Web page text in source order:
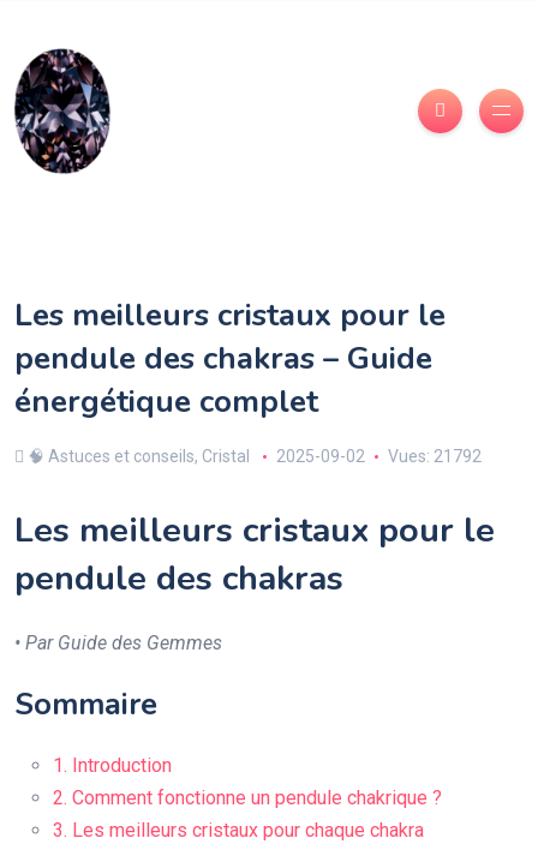
Les meilleurs cristaux pour le
pendule des chakras – Guide
énergétique complet
🧠 Astuces et conseils, Cristal 2025-09-02 Vues: 21792
Les meilleurs cristaux pour le
pendule des chakras
• Par Guide des Gemmes
Sommaire
1. Introduction
2. Comment fonctionne un pendule chakrique ?
3. Les meilleurs cristaux pour chaque chakra